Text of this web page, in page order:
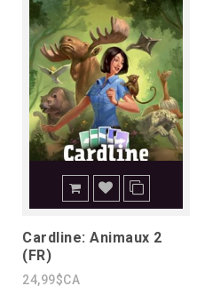
Cardline: Animaux 2
(FR)
24,99$CA